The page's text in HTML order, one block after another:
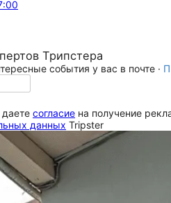
Трипстера
события у вас в почте ·
согласие на получение
данных Tripster